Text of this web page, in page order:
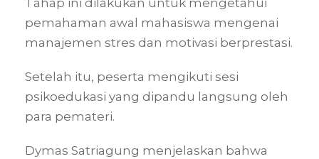
Tahap ini dilakukan untuk mengetahui
pemahaman awal mahasiswa mengenai
manajemen stres dan motivasi berprestasi.
Setelah itu, peserta mengikuti sesi
psikoedukasi yang dipandu langsung oleh
para pemateri.
Dymas Satriagung menjelaskan bahwa